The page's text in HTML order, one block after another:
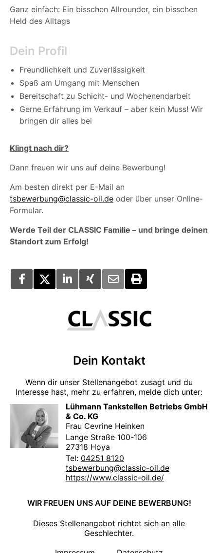
Ganz einfach: Ein bisschen Allrounder, ein bisschen
Held des Alltags
Dein Profil
Freundlichkeit und Zuverlässigkeit
Spaß am Umgang mit Menschen
Bereitschaft zu Schicht- und Wochenendarbeit
Gerne Erfahrung im Verkauf – aber kein Muss! Wir
bringen dir alles bei
Klingt nach dir?
Dann freuen wir uns auf deine Bewerbung!
Am besten direkt per E-Mail an
tsbewerbung@classic-oil.de oder über unser Online-
Formular.
Werde Teil der CLASSIC Familie – und bringe deinen
Standort zum Erfolg!
Dein Kontakt
Wenn dir unser Stellenangebot zusagt und du
Interesse hast, mehr zu erfahren, melde dich unter:
Lühmann Tankstellen Betriebs GmbH
& Co. KG
Frau Cevrine Heinken
Lange Straße 100-106
27318 Hoya
Tel: 04251 8120
tsbewerbung@classic-oil.de
https://www.classic-oil.de/
WIR FREUEN UNS AUF DEINE BEWERBUNG!
Dieses Stellenangebot richtet sich an alle
Geschlechter.